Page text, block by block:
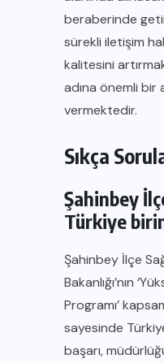
beraberinde
sürekli iletişim
kalitesini
adına önemli bir
vermektedir.
Sıkça
Şahinbey
Türkiye
Şahinbey İlçe
Bakanlığı’nın
Programı’
sayesinde
başarı,